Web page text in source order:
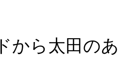
から太田の